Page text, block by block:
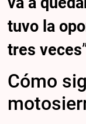
tuvo la
tres veces
Cómo